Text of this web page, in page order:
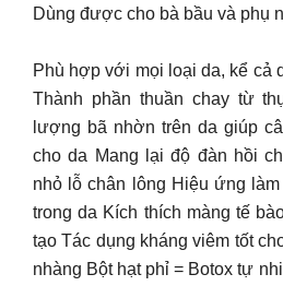
Dùng được cho bà bầu và phụ
Phù hợp với mọi loại da, kể cả
Thành phần thuần chay từ
lượng bã nhờn trên da giúp
cho da Mang lại độ đàn hồi
nhỏ lỗ chân lông Hiệu ứng
trong da Kích thích màng tế
tạo Tác dụng kháng viêm tốt
nhàng Bột hạt phỉ = Botox tự